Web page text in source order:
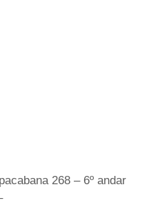
268 – 6º andar